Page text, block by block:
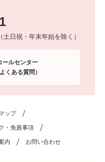
日祝・年末年始を除く）
ールセンター
よくある質問）
ップ
・免責事項
内 お問い合わせ